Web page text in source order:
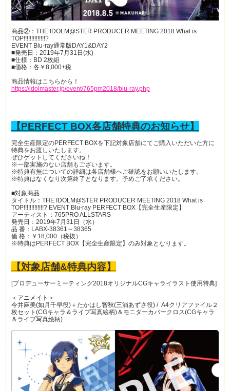
商品②：THE IDOLM@STER PRODUCER MEETING 2018 What is
TOP!!!!!!!!!!!!!!?
EVENT Blu-ray通常版DAY1&DAY2
■発売日：2019年7月31日(水)
■仕様：BD 2枚組
■価格：各￥8,000+税
商品情報はこちらから！
https://idolmaster.jp/event/765pm2018/blu-ray.php
【PERFECT BOX各店舗特典のお知らせ】
完全生産限定のPERFECT BOXを下記対象店舗にてご購入いただいた方に
特典をお渡しいたします。
ぜひゲットしてくださいね！
※一部実施のない店舗もございます。
※特典有無についての詳細は各店舗様へご確認をお願いいたします。
※特典はなくなり次第終了となります。予めご了承ください。
■対象商品
タイトル：THE IDOLM@STER PRODUCER MEETING 2018 What is
TOP!!!!!!!!!!!!!? EVENT Blu-ray PERFECT BOX【完全生産限定】
アーティスト：765PRO ALLSTARS
発売日：2019年7月31日（水）
品 番：LABX-38361～38365
価 格：￥18,000（税抜）
※特典はPERFECT BOX【完全生産限定】のみ対象となります。
【対象店舗&特典内容】
[プロデューサーミーティング2018オリジナルCGキャライラスト使用特典]
＜アニメイト＞
今井麻美(如月千早役)＋たかはし智秋(三浦あずさ役) / A4クリアファイル２
枚セット(CGキャラ＆ライブ写真絵柄)＆モニターカバークロス(CGキャラ
＆ライブ写真絵柄)